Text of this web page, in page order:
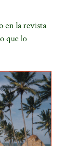
en la revista
que lo